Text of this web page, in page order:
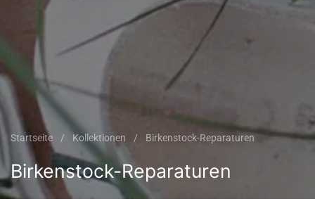
Startseite / Kollektionen / Birkenstock-Reparaturen
Birkenstock-Reparaturen